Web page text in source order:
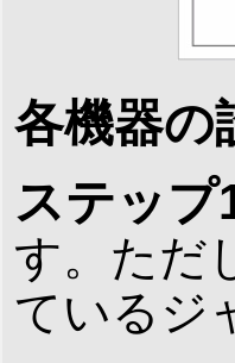
各機器の
ステッ
す。ただ
ているジ